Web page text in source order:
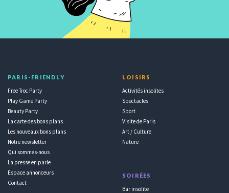
PARIS-FRIENDLY
Free Troc Party
Play Game Party
Beauty Party
La carte des bons plans
Les nouveaux bons plans
Notre newsletter
Qui sommes-nous
La presse en parle
Espace annonceurs
Contact
LOISIRS
Activités insolites
Spectacles
Sport
Visite de Paris
Art / Culture
Nature
SOIRÉES
Bar insolite